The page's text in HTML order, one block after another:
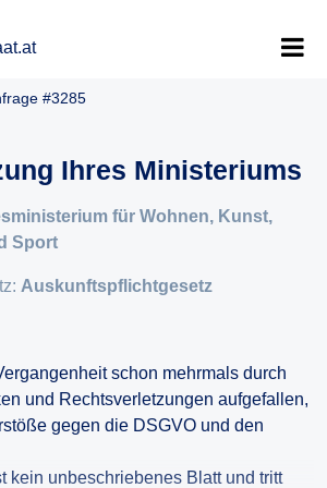
#3285
Ihres Ministeriums
für Wohnen, Kunst,
Sport
Auskunftspflichtgesetz
schon mehrmals durch
und Rechtsverletzungen aufgefallen,
gegen die DSGVO und den
kein unbeschriebenes Blatt und tritt